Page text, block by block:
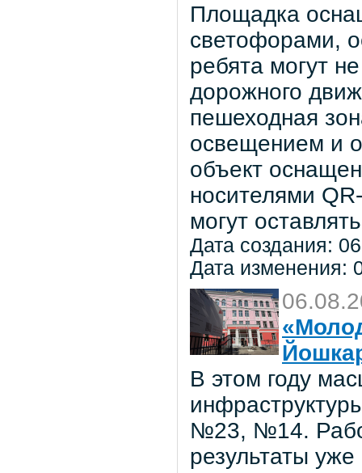
Площадка
светофорами,
ребята могут
дорожного
пешеходная
освещением и
объект
носителями
могут
Дата создания:
Дата изменения:
В этом году
№23, №14.
результаты